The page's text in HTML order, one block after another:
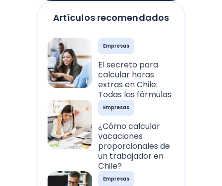
Artículos recomendados
Empresas
El secreto para
calcular horas
extras en Chile:
Todas las fórmulas
Empresas
¿Cómo calcular
vacaciones
proporcionales de
un trabajador en
Chile?
Empresas